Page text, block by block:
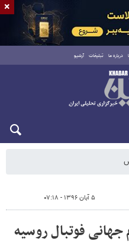
درباره ما تبلیغات آرشیو
۵ آبان ۱۳۹۶ - ۰۷:۱۸
فوتبال روسیه
×